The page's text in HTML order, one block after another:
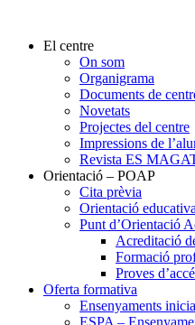
El centre
On som
Organigrama
Documents de
Novetats
Projectes del centre
Impressions de
Revista ES
Orientació – POAP
Cita prèvia
Orientació educativa
Punt d’Orientació
Acreditació
Formació
Proves
Oferta formativa
Ensenyaments
ESPA –